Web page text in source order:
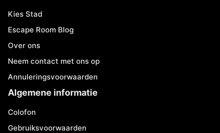
Kies Stad
Escape Room Blog
Over ons
Neem contact met ons op
Annuleringsvoorwaarden
Algemene informatie
Colofon
Gebruiksvoorwaarden